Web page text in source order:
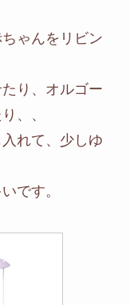
ゃんをリビン
り、オルゴー
、、
れて、少しゆ
です。